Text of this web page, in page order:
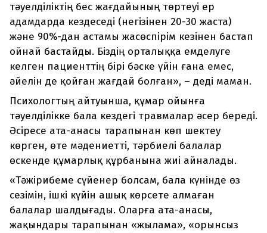
тәуелділіктің бес жағдайының төртеуі ер
адамдарда кездеседі (негізінен 20-30 жаста)
және 90%-дан астамы жасөспірім кезінен бастап
ойнай бастайды. Біздің орталыққа емделуге
келген пациенттің бірі бәске үйін ғана емес,
әйелін де қойған жағдай болған», – деді маман.
Психологтың айтуынша, құмар ойынға
тәуелділікке бала кездегі травмалар әсер береді.
Әсіресе ата-анасы тарапынан көп шектеу
көрген, өте мәдениетті, тәрбиелі балалар
өскенде құмарлық құрбанына жиі айналады.
«Тәжірибеме сүйенер болсам, бала күнінде өз
сезімін, ішкі күйін ашық көрсете алмаған
балалар шалдығады. Оларға ата-анасы,
жақындары тарапынан «жылама», «орынсыз